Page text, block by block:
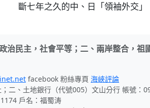
斷七年之久的中、日「領袖外交
治民主，社會平等；二、兩岸整合，祖
facebook 粉絲專頁 海峽評論
二、土地銀行（代號005）文山分行 帳號：
戶名：福蜀涛